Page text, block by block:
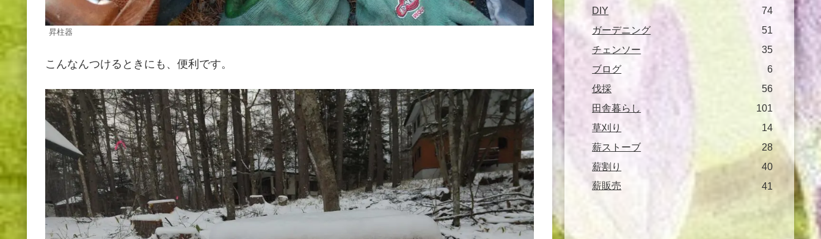
昇柱器
こんなんつけるときにも、便利です。
DIY
74
ガーデニング
51
チェンソー
35
ブログ
6
伐採
56
田舎暮らし
101
草刈り
14
薪ストーブ
28
薪割り
40
薪販売
41